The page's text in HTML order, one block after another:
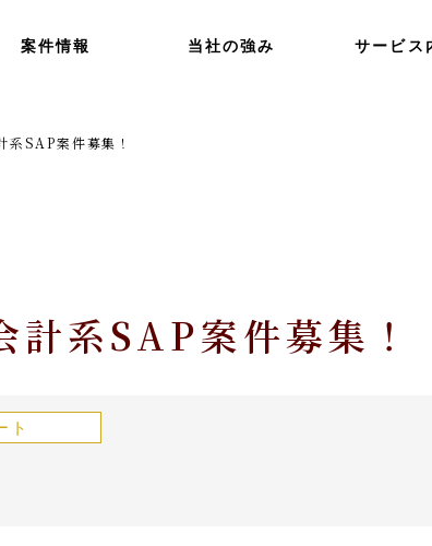
案件情報 当社の強み サービス
系SAP案件募集！
系SAP案件募集！
ト